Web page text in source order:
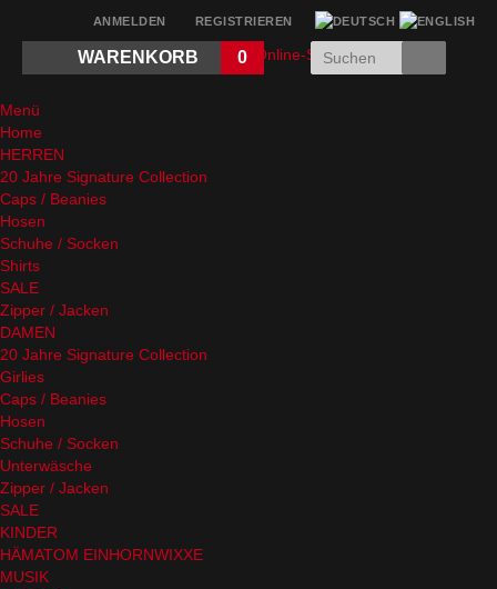
REGISTRIEREN
ANMELDEN
WARENKORB 0
Menü
Home
HERREN
20 Jahre Signature Collection
Caps / Beanies
Hosen
Schuhe / Socken
Shirts
SALE
Zipper / Jacken
DAMEN
20 Jahre Signature Collection
Girlies
Caps / Beanies
Hosen
Schuhe / Socken
Unterwäsche
Zipper / Jacken
SALE
KINDER
HÄMATOM EINHORNWIXXE
MUSIK